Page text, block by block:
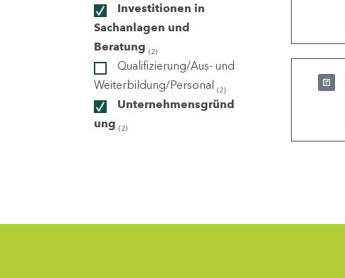
Investitionen in
Sachanlagen und
Beratung (2)
Qualifizierung/Aus- und
Weiterbildung/Personal (2)
Unternehmensgründ
ung (2)